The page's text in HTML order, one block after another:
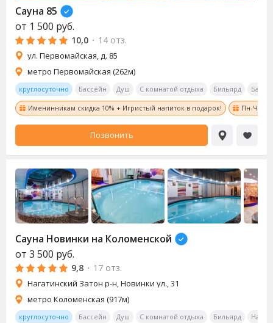
Сауна 85
от 1 500 руб.
10,0 · 14 отз.
ул. Первомайская, д. 85
метро Первомайская (262м)
круглосуточно Бассейн Душ С комнатой отдыха Бильярд Бар
Именинникам скидка 10% + Игристый напиток в подарок! Пн-Чт с
Позвонить
Сауна Новинки на Коломенской
от 3 500 руб.
9,8 · 17 отз.
Нагатинский Затон р-н, Новинки ул., 31
метро Коломенская (917м)
круглосуточно Бассейн Душ С комнатой отдыха Бильярд